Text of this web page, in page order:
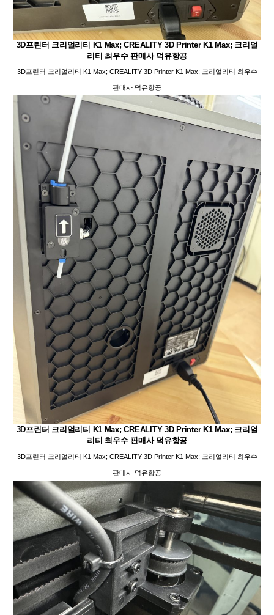
3D프린터 크리얼리티 K1 Max; CREALITY 3D Printer K1 Max; 크리얼
리티 최우수 판매사 덕유항공
3D프린터 크리얼리티 K1 Max; CREALITY 3D Printer K1 Max; 크리얼리티 최우수
판매사 덕유항공
3D프린터 크리얼리티 K1 Max; CREALITY 3D Printer K1 Max; 크리얼
리티 최우수 판매사 덕유항공
3D프린터 크리얼리티 K1 Max; CREALITY 3D Printer K1 Max; 크리얼리티 최우수
판매사 덕유항공